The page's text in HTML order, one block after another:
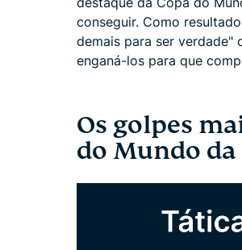
conseguir. Como
demais para ser verdade"
enganá-los para que
Os golpes
do Mundo